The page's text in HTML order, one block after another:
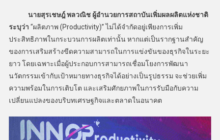
นายสุรเชษฎ์ พลวณิช ผู้อำนวยการสถาบันเพิ่มผลผลิตแห่งชาติ
ระบุว่า “ผลิตภาพ (Productivity)” ไม่ได้จำกัดอยู่เพียงการเพิ่ม
ประสิทธิภาพในกระบวนการผลิตเท่านั้น หากแต่เป็นรากฐานสำคัญ
ของการเสริมสร้างขีดความสามารถในการแข่งขันของธุรกิจในระยะ
ยาว โดยเฉพาะเมื่อผู้ประกอบการสามารถเชื่อมโยงการพัฒนา
นวัตกรรมเข้ากับเป้าหมายทางธุรกิจได้อย่างเป็นรูปธรรม จะช่วยเพิ่ม
ความพร้อมในการเติบโต และเสริมศักยภาพในการรับมือกับความ
เปลี่ยนแปลงของบริบทเศรษฐกิจและตลาดในอนาคต